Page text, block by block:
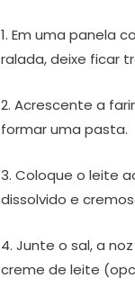
1. Em uma panela
ralada, deixe ficar
2. Acrescente a
formar uma pasta.
3. Coloque o leite
dissolvido e
4. Junte o sal, a
creme de leite